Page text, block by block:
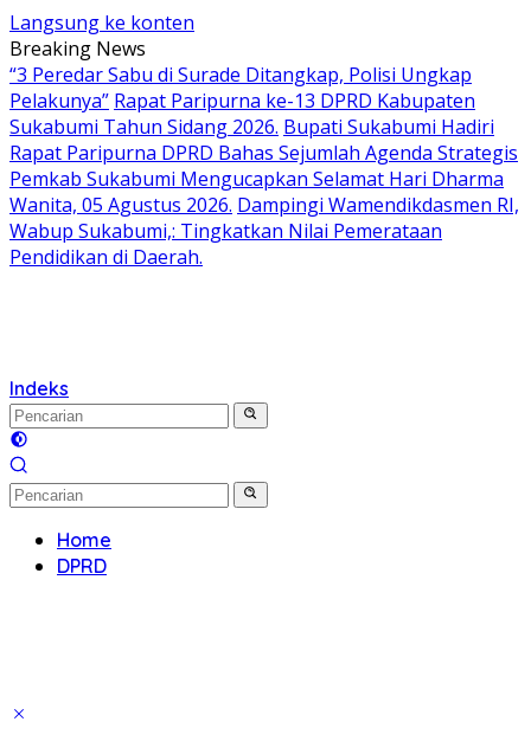
Langsung ke konten
Breaking News
“3 Peredar Sabu di Surade Ditangkap, Polisi Ungkap
Pelakunya” Rapat Paripurna ke-13 DPRD Kabupaten
Sukabumi Tahun Sidang 2026. Bupati Sukabumi Hadiri
Rapat Paripurna DPRD Bahas Sejumlah Agenda Strategis
Pemkab Sukabumi Mengucapkan Selamat Hari Dharma
Wanita, 05 Agustus 2026. Dampingi Wamendikdasmen RI,
Wabup Sukabumi,: Tingkatkan Nilai Pemerataan
Pendidikan di Daerah.
Indeks
Home
DPRD